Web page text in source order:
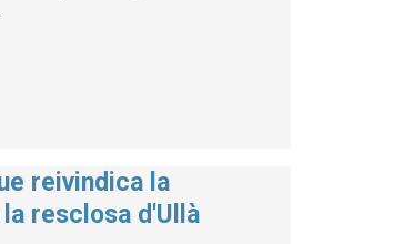
reivindica la
resclosa d'Ullà